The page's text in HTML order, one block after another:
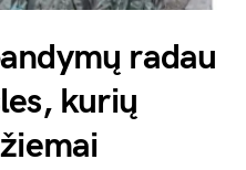
radau
kurių